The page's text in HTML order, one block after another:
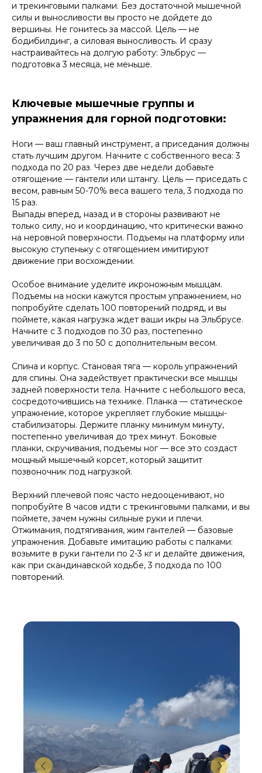
и трекинговыми палками. Без достаточной мышечной
силы и выносливости вы просто не дойдете до
вершины. Не гонитесь за массой. Цель — не
бодибилдинг, а силовая выносливость. И сразу
настраивайтесь на долгую работу: Эльбрус —
подготовка 3 месяца, не меньше.
Ключевые мышечные группы и
упражнения для горной подготовки:
Ноги — ваш главный инструмент, а приседания должны
стать лучшим другом. Начните с собственного веса: 3
подхода по 20 раз. Через две недели добавьте
отягощение — гантели или штангу. Цель — приседать с
весом, равным 50-70% веса вашего тела, 3 подхода по
15 раз.
Выпады вперед, назад и в стороны развивают не
только силу, но и координацию, что критически важно
на неровной поверхности. Подъемы на платформу или
высокую ступеньку с отягощением имитируют
движение при восхождении.
Особое внимание уделите икроножным мышцам.
Подъемы на носки кажутся простым упражнением, но
попробуйте сделать 100 повторений подряд, и вы
поймете, какая нагрузка ждет ваши икры на Эльбрусе.
Начните с 3 подходов по 30 раз, постепенно
увеличивая до 3 по 50 с дополнительным весом.
Спина и корпус. Становая тяга — король упражнений
для спины. Она задействует практически все мышцы
задней поверхности тела. Начните с небольшого веса,
сосредоточившись на технике. Планка — статическое
упражнение, которое укрепляет глубокие мышцы-
стабилизаторы. Держите планку минимум минуту,
постепенно увеличивая до трех минут. Боковые
планки, скручивания, подъемы ног — все это создаст
мощный мышечный корсет, который защитит
позвоночник под нагрузкой.
Верхний плечевой пояс часто недооценивают, но
попробуйте 8 часов идти с трекинговыми палками, и вы
поймете, зачем нужны сильные руки и плечи.
Отжимания, подтягивания, жим гантелей — базовые
упражнения. Добавьте имитацию работы с палками:
возьмите в руки гантели по 2-3 кг и делайте движения,
как при скандинавской ходьбе, 3 подхода по 100
повторений.